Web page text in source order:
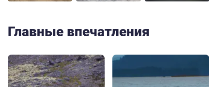
Главные впечатления